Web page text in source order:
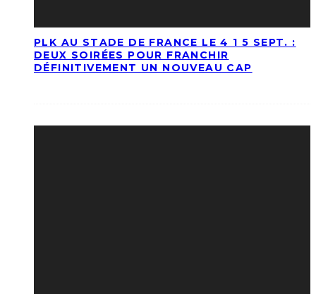
PLK AU STADE DE FRANCE LE 4 1 5 SEPT. :
DEUX SOIRÉES POUR FRANCHIR
DÉFINITIVEMENT UN NOUVEAU CAP